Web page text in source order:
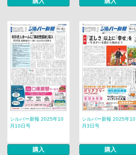
シルバー新報 2025年10
月10日号
購入
シルバー新報 2025年10
月3日号
購入